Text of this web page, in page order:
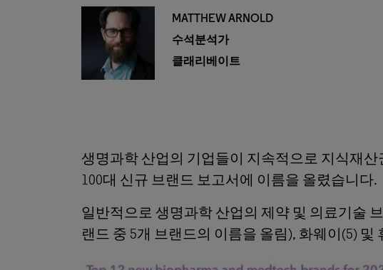
MATTHEW ARNOLD
수석분석가
클래리베이트
생명과학 산업의 기업들이 지속적으로 지식재
100대 신규 브랜드 보고서에 이름을 올렸습니다.
일반적으로 생명과학 산업의 제약 및 의료기술
랜드 중 5개 브랜드의 이름을 올림), 화웨이(5)